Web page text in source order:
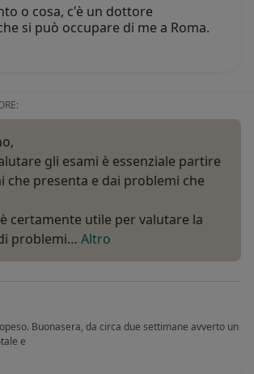
o cosa, c'è un dottore
si può occupare di me a Roma.
gli esami è essenziale partire
che presenta e dai problemi che
certamente utile per valutare la
problemi… Altro
Buonasera, da circa due settimane avverto un
e